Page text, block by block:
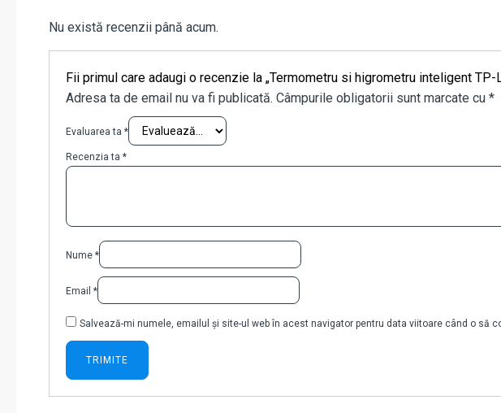
Nu există recenzii până acum.
Fii primul care adaugi o recenzie la „Termometru si higrometru inteligent
Adresa ta de email nu va fi publicată. Câmpurile obligatorii sunt marcate cu *
Evaluarea ta *
Recenzia ta *
Nume *
Email *
Salvează-mi numele, emailul și site-ul web în acest navigator pentru data viitoare când o să